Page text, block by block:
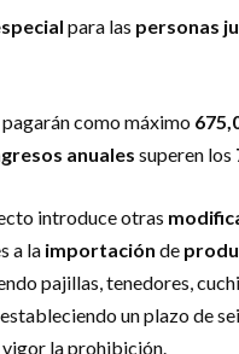
para las personas
como máximo
anuales superen los
introduce otras
a la importación de
pajillas, tenedores,
un plazo de
vigor la prohibición.